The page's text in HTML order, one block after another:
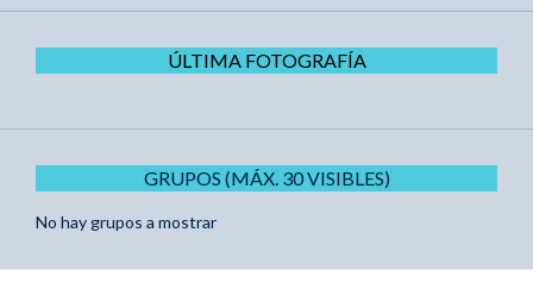
ÚLTIMA FOTOGRAFÍA
GRUPOS (MÁX. 30 VISIBLES)
No hay grupos a mostrar